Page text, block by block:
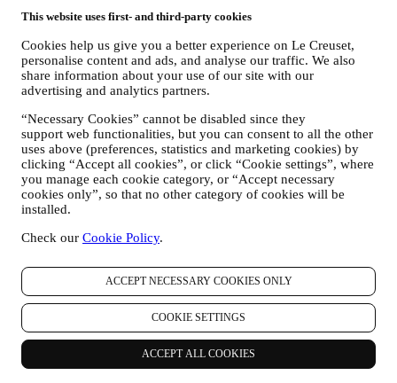
This website uses first- and third-party cookies
Cookies help us give you a better experience on Le Creuset,
personalise content and ads, and analyse our traffic. We also
share information about your use of our site with our
advertising and analytics partners.
“Necessary Cookies” cannot be disabled since they
support web functionalities, but you can consent to all the other
uses above (preferences, statistics and marketing cookies) by
clicking “Accept all cookies”, or click “Cookie settings”, where
you manage each cookie category, or “Accept necessary
cookies only”, so that no other category of cookies will be
installed.
Check our Cookie Policy.
ACCEPT NECESSARY COOKIES ONLY
COOKIE SETTINGS
ACCEPT ALL COOKIES
prawa dotyczącymi ochrony danych obowiązującymi w kraju, na
terytorium i w lokalizacji użytkownika ("
Przepisy dotyczące
ochrony danych").
1. KIEDY I JAKIE RODZAJE DANYCH UŻYTKOWNIKA
GROMADZIMY?
pozwalające nam na określenie jego tożsamości bezpośrednio albo
w połączeniu z innymi danymi.
Dzieci: Nie pozyskujemy danych osobowych od dzieci. Trzeba mieć
18 lat albo więcej, aby korzystać z naszej witryny internetowej i
naszych usług.
Możemy gromadzić dane osobowe użytkowników korzystających z
naszej strony internetowej („Strona internetowa”), rejestrujących
konto Le Creuset, kupujących produkty Le Creuset na Stronie
internetowej lub w naszych sklepach Le Creuset (Signature
marketingowe. Dane osobowe mogą dotyczyć:
dane zakupu, na przykład datę i godzinę zakupu, dane
dostawy, dane i informacje szczegółowe dotyczące produktu i
płatności w celu realizacji zamówień;
dane użytkownika dotyczące historii przeglądania Internetu
(np. identyfikatory internetowe – takie jak adres IP, wersja